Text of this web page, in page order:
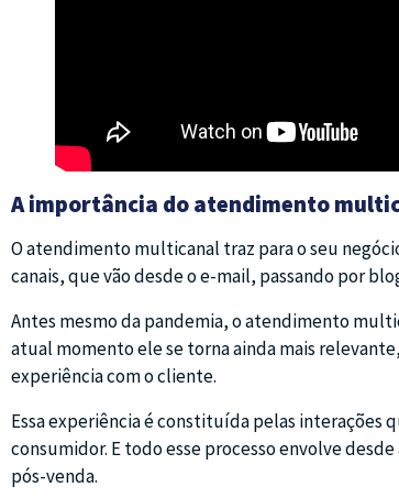
A importância do atendimento
O atendimento multicanal traz para o seu
canais, que vão desde o e-mail, passando por
Antes mesmo da pandemia, o atendimento
atual momento ele se torna ainda mais
experiência com o cliente.
Essa experiência é constituída pelas interações
consumidor. E todo esse processo envolve
pós-venda.